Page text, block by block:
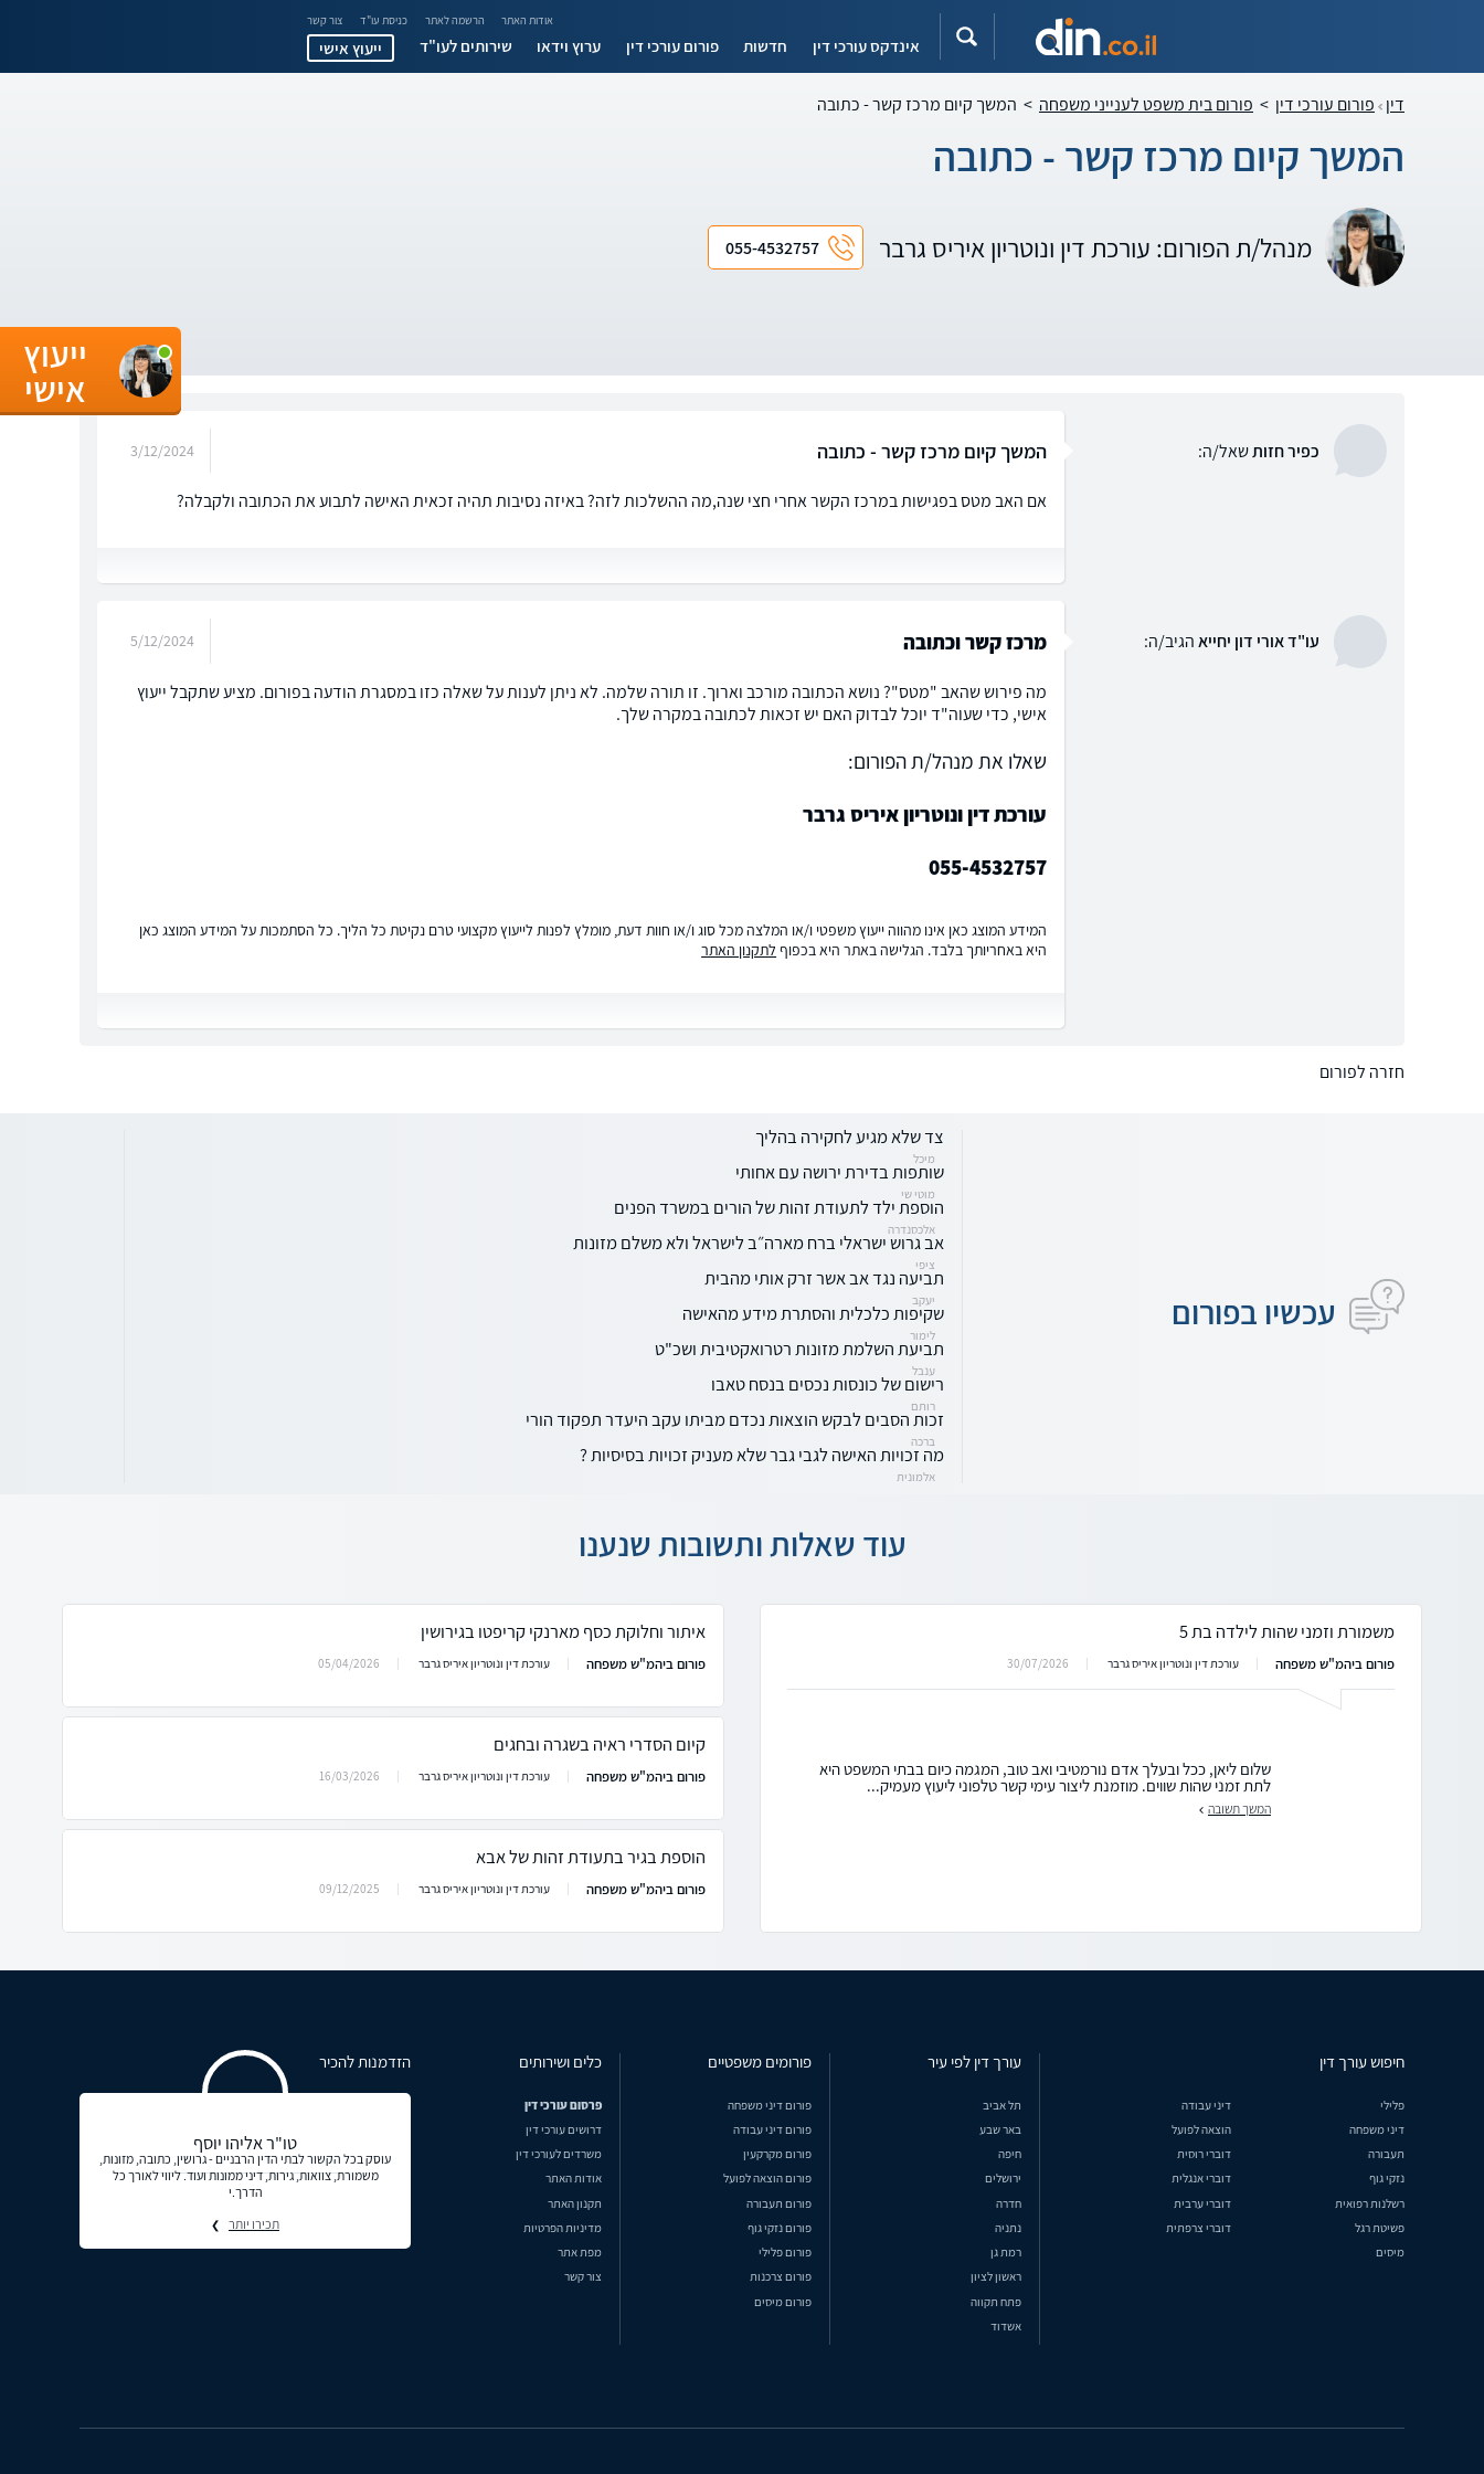
אודות האתר הרשמה לאתר כניסת עו"ד צור קשר
אינדקס עורכי דין חדשות פורום עורכי דין ערוץ וידאו שירותים לעו"ד ייעוץ אישי
דין פורום עורכי דין > פורום בית משפט לענייני משפחה > המשך קיום מרכז קשר - כתובה
המשך קיום מרכז קשר - כתובה
מנהל/ת הפורום: עורכת דין ונוטריון איריס גרבר 055-4532757
כפיר חזותשאל/ה: המשך קיום מרכז קשר - כתובה 3/12/2024
אם האב מטס בפגישות במרכז הקשר אחרי חצי שנה,מה ההשלכות לזה? באיזה נסיבות תהיה זכאית האישה לתבוע את הכתובה ולקבלה?
עו"ד אורי דון יחייאהגיב/ה: מרכז קשר וכתובה 5/12/2024
מה פירוש שהאב "מטס"? נושא הכתובה מורכב וארוך. זו תורה שלמה. לא ניתן לענות על שאלה כזו במסגרת הודעה בפורום. מציע שתקבל ייעוץ
אישי, כדי שעוה"ד יוכל לבדוק האם יש זכאות לכתובה במקרה שלך.
שאלו את מנהל/ת הפורום:
עורכת דין ונוטריון איריס גרבר
055-4532757
המידע המוצג כאן אינו מהווה ייעוץ משפטי ו/או המלצה מכל סוג ו/או חוות דעת, מומלץ לפנות לייעוץ מקצועי טרם נקיטת כל הליך. כל הסתמכות על המידע המוצג כאן
היא באחריותך בלבד. הגלישה באתר היא בכפוף לתקנון האתר
חזרה לפורום
עכשיו בפורום
צד שלא מגיע לחקירה בהליך
מיכל
‏שותפות בדירת ירושה עם אחותי
‏מוטי שי
הוספת ילד לתעודת זהות של הורים במשרד הפנים
אלכסנדרה
אב גרוש ישראלי ברח מארה״ב לישראל ולא משלם מזונות
ציפי
תביעה נגד אב אשר זרק אותי מהבית
יעקב
שקיפות כלכלית והסתרת מידע מהאישה
לימור
תביעת השלמת מזונות רטרואקטיבית ושכ"ט
ענבל
רישום של כונסות נכסים בנסח טאבו
רותם
זכות הסבים לבקש הוצאות נכדם מביתו עקב היעדר תפקוד הורי
ברכה
מה זכויות האישה לגבי גבר שלא מעניק זכויות בסיסיות ?
אלמונית
עוד שאלות ותשובות שנענו
משמורת וזמני שהות לילדה בת 5
פורום ביהמ"ש משפחה עורכת דין ונוטריון איריס גרבר 30/07/2026
שלום ליאן, ככל ובעלך אדם נורמטיבי ואב טוב, המגמה כיום בבתי המשפט היא
לתת זמני שהות שווים. מוזמנת ליצור עימי קשר טלפוני ליעוץ מעמיק...
המשך תשובה
איתור וחלוקת כסף מארנקי קריפטו בגירושין
פורום ביהמ"ש משפחה עורכת דין ונוטריון איריס גרבר 05/04/2026
קיום הסדרי ראיה בשגרה ובחגים
פורום ביהמ"ש משפחה עורכת דין ונוטריון איריס גרבר 16/03/2026
הוספת בגיר בתעודת זהות של אבא
פורום ביהמ"ש משפחה עורכת דין ונוטריון איריס גרבר 09/12/2025
ייעוץ
אישי
חיפוש עורך דין
פלילי
דיני עבודה
דיני משפחה
הוצאה לפועל
תעבורה
דוברי רוסית
נזקי גוף
דוברי אנגלית
רשלנות רפואית
דוברי ערבית
פשיטת רגל
דוברי צרפתית
מיסים
עורך דין לפי עיר
תל אביב
באר שבע
חיפה
ירושלים
חדרה
נתניה
רמת גן
ראשון לציון
פתח תקווה
אשדוד
פורומים משפטיים
פורום דיני משפחה
פורום דיני עבודה
פורום מקרקעין
פורום הוצאה לפועל
פורום תעבורה
פורום נזקי גוף
פורום פלילי
פורום צרכנות
פורום מיסים
כלים ושירותים
פרסום עורכי דין
דרושים עורכי דין
משרדים לעורכי דין
אודות האתר
תקנון האתר
מדיניות הפרטיות
מפת אתר
צור קשר
הזדמנות להכיר
טו"ר אליהו יוסף
עוסק בכל הקשור לבתי הדין הרבניים - גרושין, כתובה, מזונות,
משמורת, צוואות, גירות, דיני ממונות ועוד. ליווי לאורך כל
הדרך.י
תכירו יותר